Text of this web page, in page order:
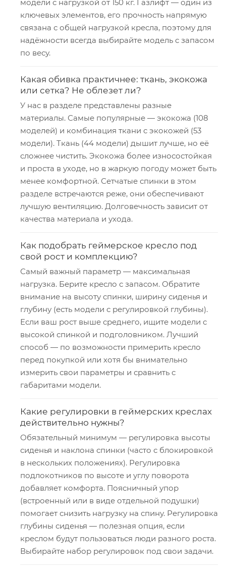
модели с нагрузкой от 150 кг. Газлифт — один из
ключевых элементов, его прочность напрямую
связана с общей нагрузкой кресла, поэтому для
надёжности всегда выбирайте модель с запасом
по весу.
Какая обивка практичнее: ткань, экокожа
или сетка? Не облезет ли?
У нас в разделе представлены разные
материалы. Самые популярные — экокожа (108
моделей) и комбинация ткани с экокожей (53
модели). Ткань (44 модели) дышит лучше, но её
сложнее чистить. Экокожа более износостойкая
и проста в уходе, но в жаркую погоду может быть
менее комфортной. Сетчатые спинки в этом
разделе встречаются реже, они обеспечивают
лучшую вентиляцию. Долговечность зависит от
качества материала и ухода.
Как подобрать геймерское кресло под
свой рост и комплекцию?
Самый важный параметр — максимальная
нагрузка. Берите кресло с запасом. Обратите
внимание на высоту спинки, ширину сиденья и
глубину (есть модели с регулировкой глубины).
Если ваш рост выше среднего, ищите модели с
высокой спинкой и подголовником. Лучший
способ — по возможности примерить кресло
перед покупкой или хотя бы внимательно
измерить свои параметры и сравнить с
габаритами модели.
Какие регулировки в геймерских креслах
действительно нужны?
Обязательный минимум — регулировка высоты
сиденья и наклона спинки (часто с блокировкой
в нескольких положениях). Регулировка
подлокотников по высоте и углу поворота
добавляет комфорта. Поясничный упор
(встроенный или в виде отдельной подушки)
помогает снизить нагрузку на спину. Регулировка
глубины сиденья — полезная опция, если
креслом будут пользоваться люди разного роста.
Выбирайте набор регулировок под свои задачи.